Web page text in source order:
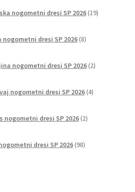
nogometni dresi SP 2026 19izdelkov
nogometni dresi SP 2026 8izdelkov
nogometni dresi SP 2026 2izdelka
nogometni dresi SP 2026 4izdelki
nogometni dresi SP 2026 2izdelka
dresi SP 2026 98izdelkov